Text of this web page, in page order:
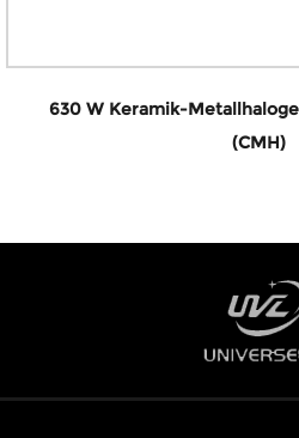
630 W Keramik-
(CMH)